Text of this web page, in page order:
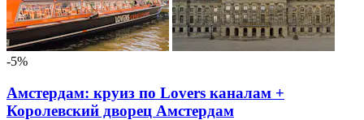
-5%
Амстердам: круиз по Lovers каналам +
Королевский дворец Амстердам